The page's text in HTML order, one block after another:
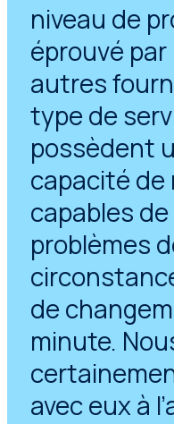
niveau de
éprouvé
autres
type de
possèdent
capacité
capables
problèmes
de
minute.
avec eux à